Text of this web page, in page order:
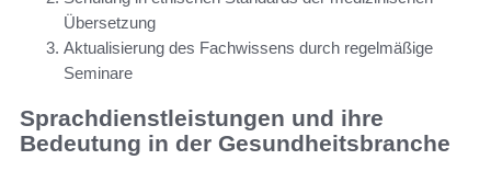
Übersetzung
Aktualisierung des Fachwissens durch regelmäßige
Seminare
Sprachdienstleistungen und ihre
Bedeutung in der Gesundheitsbranche